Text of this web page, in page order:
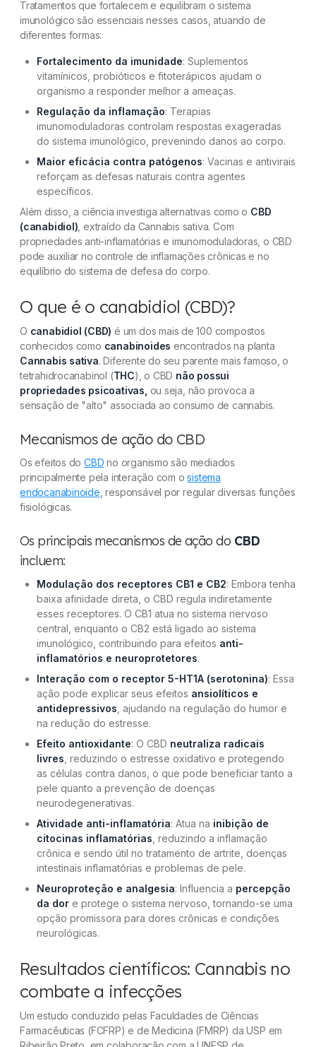
Tratamentos que fortalecem e equilibram o sistema
imunológico são essenciais nesses casos, atuando de
diferentes formas:
Fortalecimento da imunidade: Suplementos
vitamínicos, probióticos e fitoterápicos ajudam o
organismo a responder melhor a ameaças.
Regulação da inflamação: Terapias
imunomoduladoras controlam respostas exageradas
do sistema imunológico, prevenindo danos ao corpo.
Maior eficácia contra patógenos: Vacinas e antivirais
reforçam as defesas naturais contra agentes
específicos.
Além disso, a ciência investiga alternativas como o CBD
(canabidiol) , extraído da Cannabis sativa. Com
propriedades anti-inflamatórias e imunomoduladoras, o CBD
pode auxiliar no controle de inflamações crônicas e no
equilíbrio do sistema de defesa do corpo.
O que é o canabidiol (CBD)?
O canabidiol (CBD) é um dos mais de 100 compostos
conhecidos como canabinoides encontrados na planta
Cannabis sativa. Diferente do seu parente mais famoso, o
tetrahidrocanabinol (THC), o CBD não possui
propriedades psicoativas, ou seja, não provoca a
sensação de "alto" associada ao consumo de cannabis.
Mecanismos de ação do CBD
Os efeitos doCBD no organismo são mediados
principalmente pela interação com osistema
endocanabinoide , responsável por regular diversas funções
fisiológicas.
Os principais mecanismos de ação do CBD
incluem:
Modulação dos receptores CB1 e CB2: Embora tenha
baixa afinidade direta, o CBD regula indiretamente
esses receptores. O CB1 atua no sistema nervoso
central, enquanto o CB2 está ligado ao sistema
imunológico, contribuindo para efeitos anti-
inflamatórios e neuroprotetores.
Interação com o receptor 5-HT1A (serotonina): Essa
ação pode explicar seus efeitos ansiolíticos e
antidepressivos , ajudando na regulação do humor e
na redução do estresse.
Efeito antioxidante: O CBD neutraliza radicais
livres , reduzindo o estresse oxidativo e protegendo
as células contra danos, o que pode beneficiar tanto a
pele quanto a prevenção de doenças
neurodegenerativas.
Atividade anti-inflamatória: Atua na inibição de
citocinas inflamatórias , reduzindo a inflamação
crônica e sendo útil no tratamento de artrite, doenças
intestinais inflamatórias e problemas de pele.
Neuroproteção e analgesia: Influencia a percepção
da dor e protege o sistema nervoso, tornando-se uma
opção promissora para dores crônicas e condições
neurológicas.
Resultados científicos: Cannabis no
combate a infecções
Um estudo conduzido pelas Faculdades de Ciências
Farmacêuticas (FCFRP) e de Medicina (FMRP) da USP em